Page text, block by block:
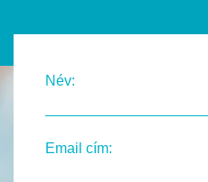
Név:
Email cím: